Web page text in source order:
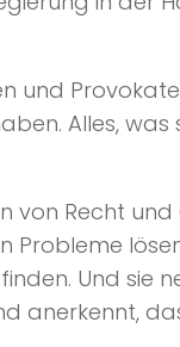
und
Alles,
von Recht
Und sie
anerkennt,